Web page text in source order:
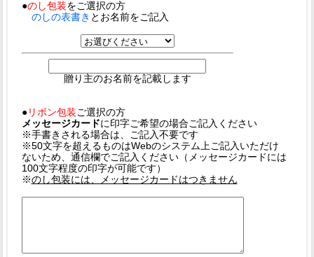
●のし包装をご選択の方
のしの表書き とお名前をご記入
贈り主のお名前を記載します
●リボン包装ご選択の方
メッセージカードに印字ご希望の場合ご記入ください
※手書きされる場合は、ご記入不要です
※50文字を超えるものはWebのシステム上ご記入いただけ
ないため、通信欄でご記入ください（メッセージカードには
100文字程度の印字が可能です）
※のし包装には、メッセージカードはつきません